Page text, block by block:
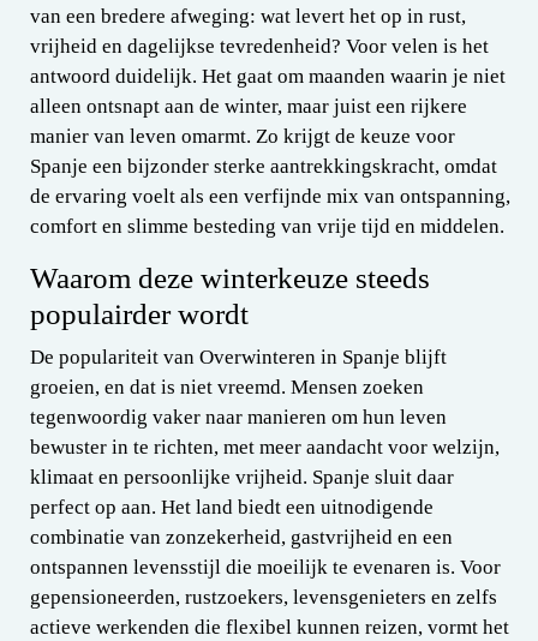
van een bredere afweging: wat levert het op in rust,
vrijheid en dagelijkse tevredenheid? Voor velen is het
antwoord duidelijk. Het gaat om maanden waarin je niet
alleen ontsnapt aan de winter, maar juist een rijkere
manier van leven omarmt. Zo krijgt de keuze voor
Spanje een bijzonder sterke aantrekkingskracht, omdat
de ervaring voelt als een verfijnde mix van ontspanning,
comfort en slimme besteding van vrije tijd en middelen.
Waarom deze winterkeuze steeds
populairder wordt
De populariteit van Overwinteren in Spanje blijft
groeien, en dat is niet vreemd. Mensen zoeken
tegenwoordig vaker naar manieren om hun leven
bewuster in te richten, met meer aandacht voor welzijn,
klimaat en persoonlijke vrijheid. Spanje sluit daar
perfect op aan. Het land biedt een uitnodigende
combinatie van zonzekerheid, gastvrijheid en een
ontspannen levensstijl die moeilijk te evenaren is. Voor
gepensioneerden, rustzoekers, levensgenieters en zelfs
actieve werkenden die flexibel kunnen reizen, vormt het